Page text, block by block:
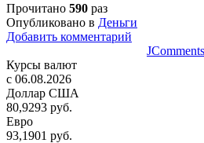
Прочитано 590 раз
Опубликовано в Деньги
Добавить комментарий
JComments
Курсы валют
c 06.08.2026
Доллар США
80,9293 руб.
Евро
93,1901 руб.